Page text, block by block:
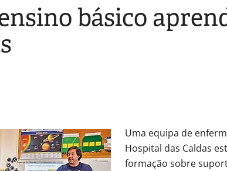
básico
Uma equipa de
Hospital das Caldas
formação sobre